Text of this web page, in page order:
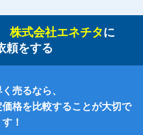
式会社エネチタに
頼をする
売るなら、
格を比較することが大切で
す！